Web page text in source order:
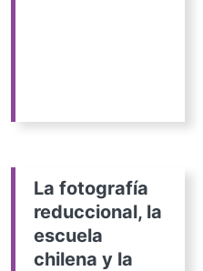
La fotografía
reduccional, la
escuela
chilena y la